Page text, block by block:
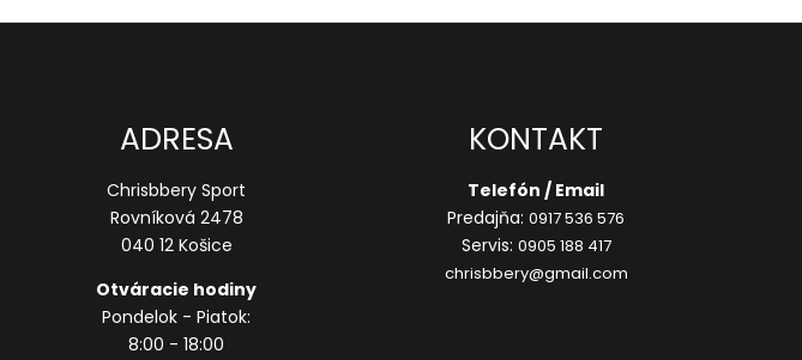
ADRESA
Chrisbbery Sport
Rovníková 2478
040 12 Košice
Otváracie hodiny
Pondelok - Piatok:
8:00 - 18:00
KONTAKT
Telefón / Email
Predajňa: 0917 536 576
Servis: 0905 188 417
chrisbbery@gmail.com